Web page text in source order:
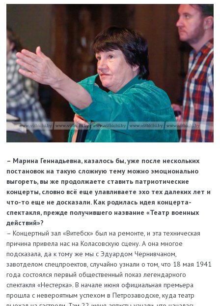
– Марина Геннадьевна, казалось бы, уже после нескольких
постановок на такую сложную тему можно эмоционально
выгореть, вы же продолжаете ставить патриотические
концерты, словно всё еще улавливаете эхо тех далеких лет и
что-то еще не досказали. Как родилась идея концерта-
спектакля, прежде получившего название «Театр военных
действий»?
– Концертный зал «Витебск» был на ремонте, и эта техническая
причина привела нас на Коласовскую сцену. А она многое
подсказала, да к тому же мы с Эдуардом Чернивчаном,
завотделом спецпроектов, случайно узнали о том, что 18 мая 1941
года состоялся первый общественный показ легендарного
спектакля «Нестерка». В начале июня официальная премьера
прошла с невероятным успехом в Петрозаводске, куда театр